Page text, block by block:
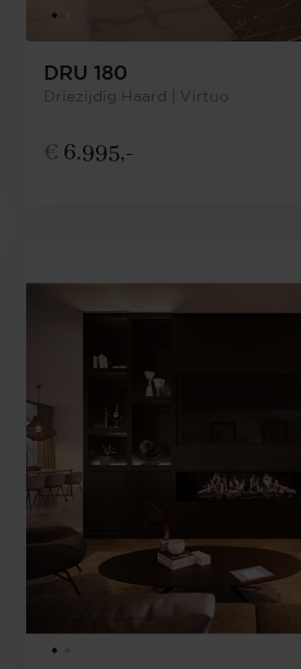
DRU 180
Driezijdig Haard | Virtuo
€ 6.995,-